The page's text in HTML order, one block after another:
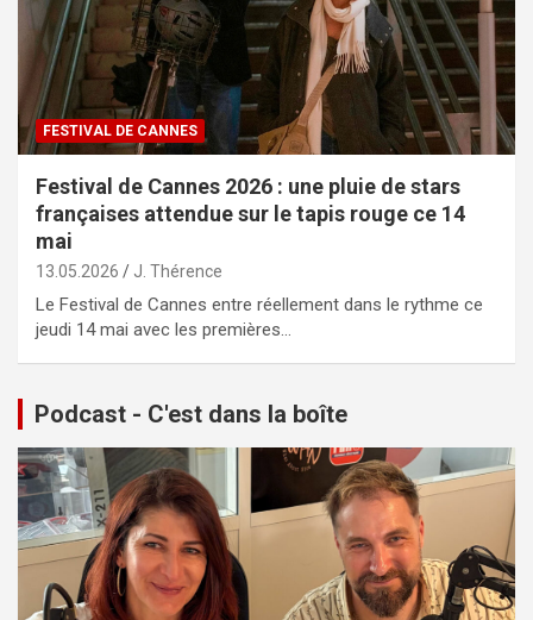
FESTIVAL DE CANNES
Festival de Cannes 2026 : une pluie de stars
françaises attendue sur le tapis rouge ce 14
mai
13.05.2026 J. Thérence
Le Festival de Cannes entre réellement dans le rythme ce
jeudi 14 mai avec les premières…
Podcast - C'est dans la boîte